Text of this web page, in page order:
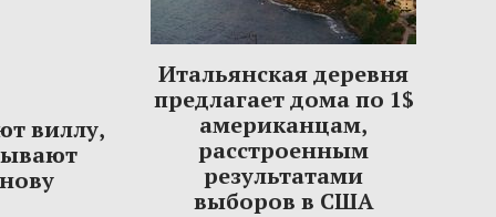
виллу,
Итальянская деревня
предлагает дома по 1$
американцам,
расстроенным
результатами
выборов в США